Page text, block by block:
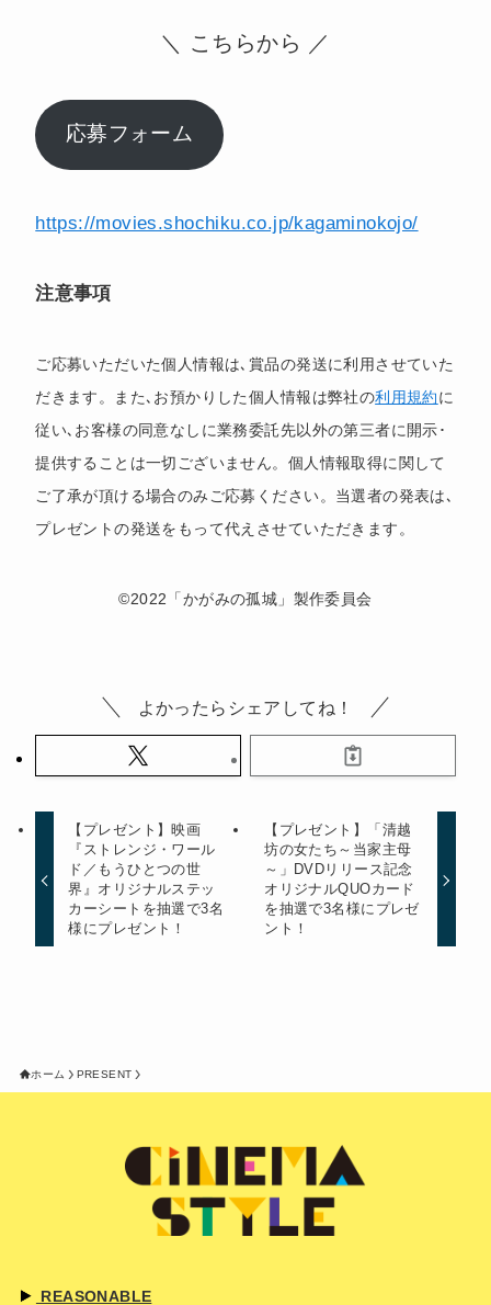
＼ こちらから ／
応募フォーム
https://movies.shochiku.co.jp/kagaminokojo/
注意事項
ご応募いただいた個人情報は､賞品の発送に利用させていた
だきます。また､お預かりした個人情報は弊社の利用規約に
従い､お客様の同意なしに業務委託先以外の第三者に開示･
提供することは一切ございません。個人情報取得に関して
ご了承が頂ける場合のみご応募ください。当選者の発表は､
プレゼントの発送をもって代えさせていただきます。
©2022「かがみの孤城」製作委員会
よかったらシェアしてね！
【プレゼント】映画
『ストレンジ・ワール
ド／もうひとつの世
界』オリジナルステッ
カーシートを抽選で3名
様にプレゼント！
【プレゼント】「清越
坊の女たち～当家主母
～」DVDリリース記念
オリジナルQUOカード
を抽選で3名様にプレゼ
ント！
ホーム PRESENT
REASONABLE